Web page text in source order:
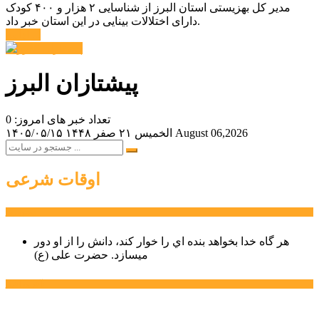
مدیر کل بهزیستی استان البرز از شناسایی ۲ هزار و ۴۰۰ کودک
دارای اختلالات بینایی در این استان خبر داد.
پیشتازان البرز
تعداد خبر های امروز: 0
۱۴۰۵/۰۵/۱۵
الخميس ۲۱ صفر ۱۴۴۸ August 06,2026
اوقات شرعی
هر گاه خدا بخواهد بنده اي را خوار كند، دانش را از او دور
میسازد. حضرت علی (ع)